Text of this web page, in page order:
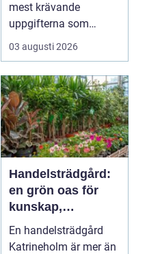
mest krävande
uppgifterna som
många f...
03 augusti 2026
Handelsträdgård:
en grön oas för
kunskap,
inspiration och
odlarglädje
En handelsträdgård
Katrineholm är mer än